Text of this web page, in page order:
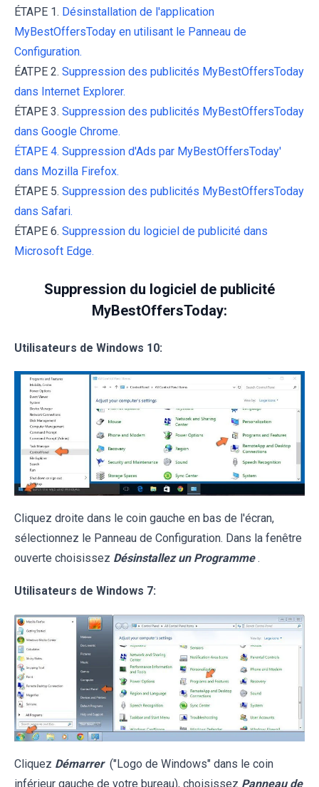
ÉTAPE 1. Désinstallation de l'application
MyBestOffersToday en utilisant le Panneau de
Configuration.
ÉATPE 2. Suppression des publicités MyBestOffersToday
dans Internet Explorer.
ÉTAPE 3. Suppression des publicités MyBestOffersToday
dans Google Chrome.
ÉTAPE 4. Suppression d'Ads par MyBestOffersToday'
dans Mozilla Firefox.
ÉTAPE 5. Suppression des publicités MyBestOffersToday
dans Safari.
ÉTAPE 6. Suppression du logiciel de publicité dans
Microsoft Edge.
Suppression du logiciel de publicité
MyBestOffersToday:
Utilisateurs de Windows 10:
Cliquez droite dans le coin gauche en bas de l'écran,
sélectionnez le Panneau de Configuration. Dans la fenêtre
ouverte choisissez Désinstallez un Programme .
Utilisateurs de Windows 7:
Cliquez Démarrer ("Logo de Windows" dans le coin
inférieur gauche de votre bureau), choisissez Panneau de